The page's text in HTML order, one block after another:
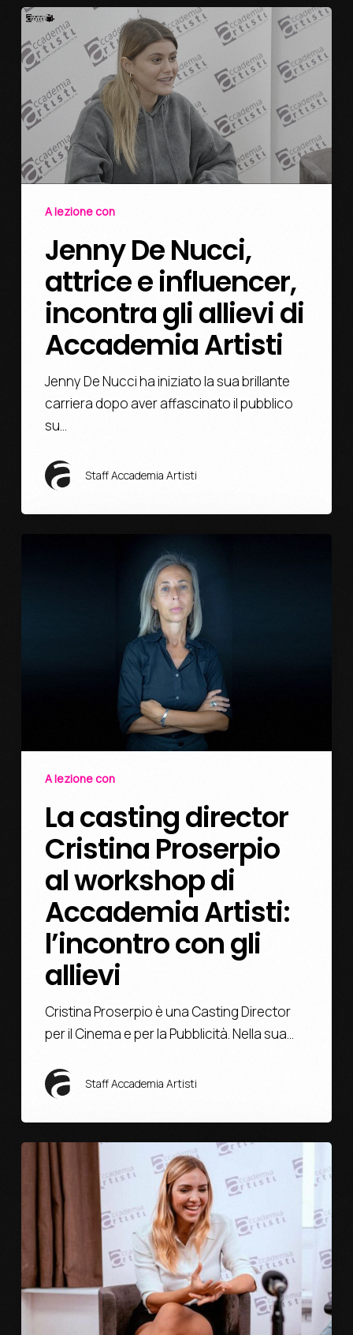
A lezione con
Jenny De Nucci,
attrice e influencer,
incontra gli allievi di
Accademia Artisti
Jenny De Nucci ha iniziato la sua brillante
carriera dopo aver affascinato il pubblico
su…
Staff Accademia Artisti
A lezione con
La casting director
Cristina Proserpio
al workshop di
Accademia Artisti:
l’incontro con gli
allievi
Cristina Proserpio è una Casting Director
per il Cinema e per la Pubblicità. Nella sua…
Staff Accademia Artisti